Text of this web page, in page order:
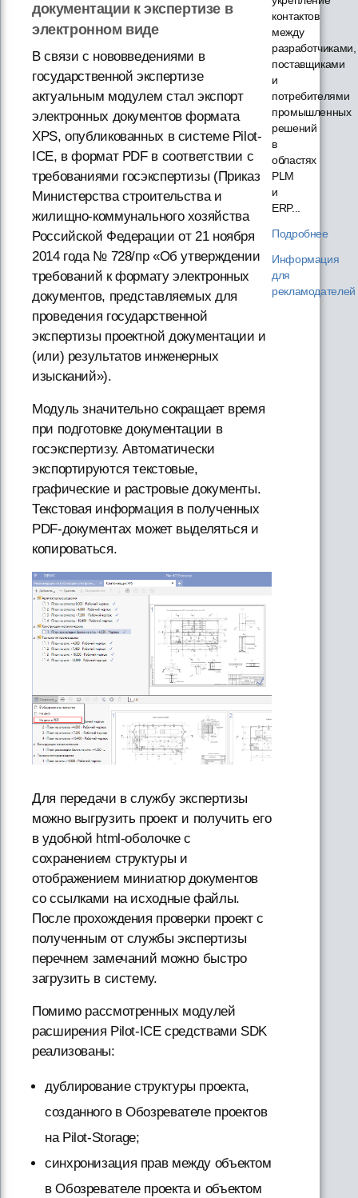
документации к экспертизе в
электронном виде
В связи с нововведениями в
государственной экспертизе
актуальным модулем стал экспорт
электронных документов формата
XPS, опубликованных в системе Pilot-
ICE, в формат PDF в соответствии с
требованиями госэкспертизы (Приказ
Министерства строительства и
жилищно-коммунального хозяйства
Российской Федерации от 21 ноября
2014 года № 728/пр «Об утверждении
требований к формату электронных
документов, представляемых для
проведения государственной
экспертизы проектной документации и
(или) результатов инженерных
изысканий»).
Модуль значительно сокращает время
при подготовке документации в
госэкспертизу. Автоматически
экспортируются текстовые,
графические и растровые документы.
Текстовая информация в полученных
PDF-документах может выделяться и
копироваться.
Для передачи в службу экспертизы
можно выгрузить проект и получить его
в удобной html-оболочке с
сохранением структуры и
отображением миниатюр документов
со ссылками на исходные файлы.
После прохождения проверки проект с
полученным от службы экспертизы
перечнем замечаний можно быстро
загрузить в систему.
Помимо рассмотренных модулей
расширения Pilot-ICE средствами SDK
реализованы:
дублирование структуры проекта,
созданного в Обозревателе проектов
на Pilot-Storage;
синхронизация прав между объектом
в Обозревателе проекта и объектом
контактов
между
разработчиками,
поставщиками
и
потребителями
промышленных
решений
в
областях
PLM
и
ERP...
Подробнее
Информация
для
рекламодателей